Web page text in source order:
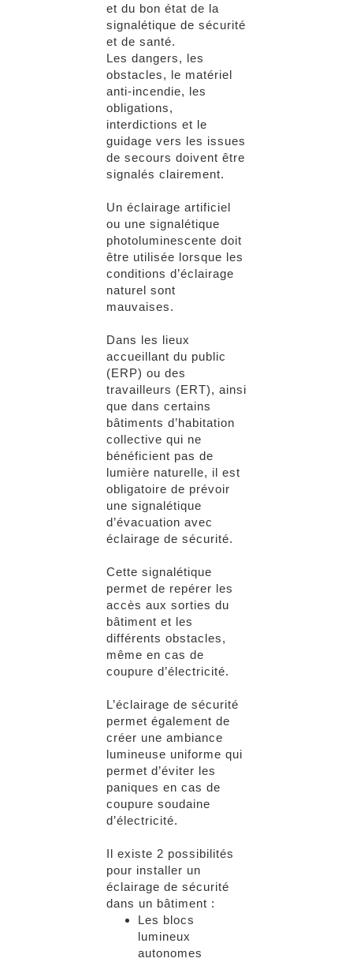
et du bon état de la
signalétique de sécurité
et de santé.
Les dangers, les
obstacles, le matériel
anti-incendie, les
obligations,
interdictions et le
guidage vers les issues
de secours doivent être
signalés clairement.
Un éclairage artificiel
ou une signalétique
photoluminescente doit
être utilisée lorsque les
conditions d’éclairage
naturel sont
mauvaises.
Dans les lieux
accueillant du public
(ERP) ou des
travailleurs (ERT), ainsi
que dans certains
bâtiments d’habitation
collective qui ne
bénéficient pas de
lumière naturelle, il est
obligatoire de prévoir
une signalétique
d’évacuation avec
éclairage de sécurité.
Cette signalétique
permet de repérer les
accès aux sorties du
bâtiment et les
différents obstacles,
même en cas de
coupure d’électricité.
L’éclairage de sécurité
permet également de
créer une ambiance
lumineuse uniforme qui
permet d’éviter les
paniques en cas de
coupure soudaine
d’électricité.
Il existe 2 possibilités
pour installer un
éclairage de sécurité
dans un bâtiment :
Les blocs
lumineux
autonomes